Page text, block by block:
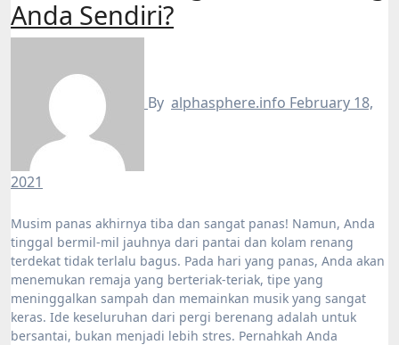
Anda Sendiri?
By alphasphere.info February 18,
2021
Musim panas akhirnya tiba dan sangat panas! Namun, Anda
tinggal bermil-mil jauhnya dari pantai dan kolam renang
terdekat tidak terlalu bagus. Pada hari yang panas, Anda akan
menemukan remaja yang berteriak-teriak, tipe yang
meninggalkan sampah dan memainkan musik yang sangat
keras. Ide keseluruhan dari pergi berenang adalah untuk
bersantai, bukan menjadi lebih stres. Pernahkah Anda